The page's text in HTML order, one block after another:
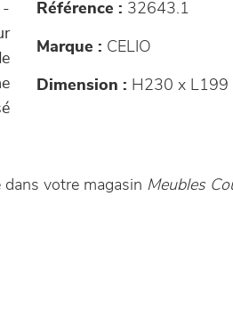
-
Référence : 32643.1
Marque : CELIO
Dimension : H230 x L199
votre magasin Meubles